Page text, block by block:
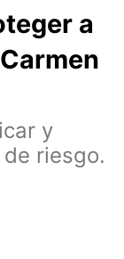
a
y
riesgo.